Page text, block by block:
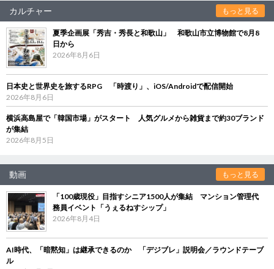
カルチャー もっと見る
夏季企画展「秀吉・秀長と和歌山」 和歌山市立博物館で8月8
日から
2026年8月6日
日本史と世界史を旅するRPG 「時渡り」、iOS/Androidで配信開始
2026年8月6日
横浜高島屋で「韓国市場」がスタート 人気グルメから雑貨まで約30ブランド
が集結
2026年8月5日
動画 もっと見る
「100歳現役」目指すシニア1500人が集結 マンション管理代
務員イベント「うぇるねすシップ」
2026年8月4日
AI時代、「暗黙知」は継承できるのか 「デジブレ」説明会／ラウンドテーブ
ル